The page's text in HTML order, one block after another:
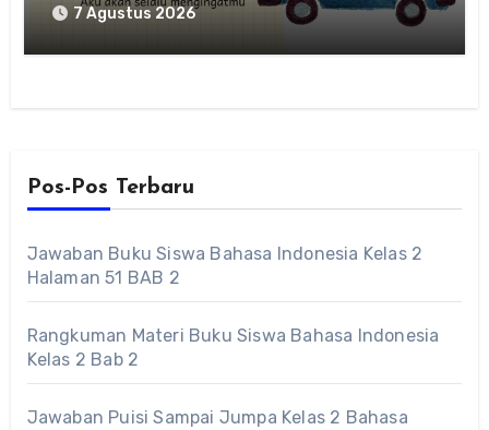
7 Agustus 2026
Pos-Pos Terbaru
Jawaban Buku Siswa Bahasa Indonesia Kelas 2
Halaman 51 BAB 2
Rangkuman Materi Buku Siswa Bahasa Indonesia
Kelas 2 Bab 2
Jawaban Puisi Sampai Jumpa Kelas 2 Bahasa